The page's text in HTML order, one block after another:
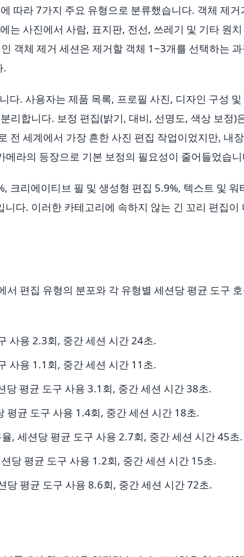
따라 7가지 주요 유형으로 분류했습니다. 객체 제거
는 사진에서 사람, 표지판, 전선, 쓰레기 및 기타 원
객체 제거 세션은 제거할 객체 1~3개를 선택하는
.
다. 사용자는 제품 목록, 프로필 사진, 디자인 구성 및
리합니다. 보정 편집(밝기, 대비, 선명도, 색상 보정)
전 세계에서 가장 흔한 사진 편집 작업이었지만, 내
라의 등장으로 기본 보정의 필요성이 줄어들었습
크리에이티브 필 및 생성형 편집 5.9%, 텍스트 및 워
다. 이러한 카테고리에 속하지 않는 긴 꼬리 편집이
편집 유형의 분포와 각 유형별 세션당 평균 도구
사용 2.3회, 중간 세션 시간 24초.
사용 1.1회, 중간 세션 시간 11초.
평균 도구 사용 3.1회, 중간 세션 시간 38초.
균 도구 사용 1.4회, 중간 세션 시간 18초.
, 세션당 평균 도구 사용 2.7회, 중간 세션 시간 45초.
당 평균 도구 사용 1.2회, 중간 세션 시간 15초.
당 평균 도구 사용 8.6회, 중간 세션 시간 72초.